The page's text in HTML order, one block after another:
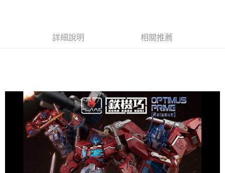
3.實際核准額度、可分期數及費用金額請依後續交易確認頁面所載為準。
4.訂單成立30分鐘內，如未前往確認交易或遇審核未通過，訂單將自動取
2.透過簡訊連結打開帳單後，可選擇「超商條碼／台灣大直營門市／銀行轉
帳／街口支付／iPASS MONEY」等通路繳費。
【注意事項】
1.本服務係由「台灣大哥大股份有限公司」（以下簡稱本公司）所提供，讓
用戶於交易時，得透過本服務購買商品或服務，並由商店將買賣／分期付款
買賣價金債權讓與本公司後，依約使用本公司帳單繳交帳款。
2.基於同意付款使用「大哥付你分期」之契約關係目的，商店將以您的個人
資料（包含姓名、電話或地址）提供予台灣大哥大進項蒐集、處理及利用，
東海門市自取，需自備購物袋取貨唷。
詳細說明 相關推薦